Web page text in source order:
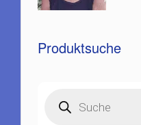
Produktsuche
search